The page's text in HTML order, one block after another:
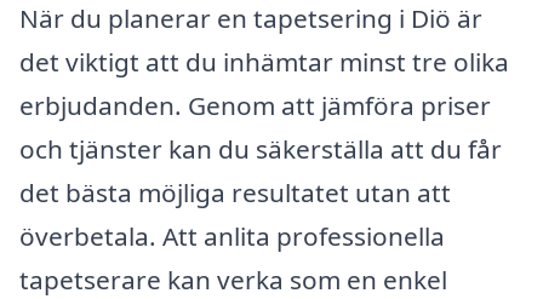
När du planerar en tapetsering i Diö är
det viktigt att du inhämtar minst tre olika
erbjudanden. Genom att jämföra priser
och tjänster kan du säkerställa att du får
det bästa möjliga resultatet utan att
överbetala. Att anlita professionella
tapetserare kan verka som en enkel